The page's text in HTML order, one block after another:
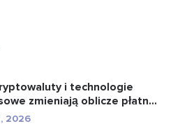
i technologie
zmieniają oblicze płatn...
2026